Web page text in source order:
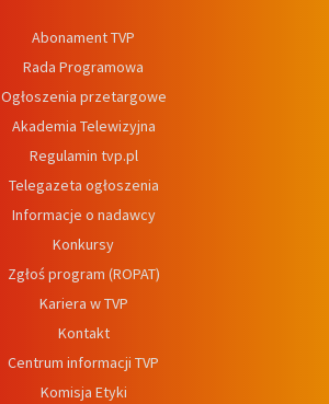
Abonament TVP
Rada Programowa
Ogłoszenia przetargowe
Akademia Telewizyjna
Regulamin tvp.pl
Telegazeta ogłoszenia
Informacje o nadawcy
Konkursy
Zgłoś program (ROPAT)
Kariera w TVP
Kontakt
Centrum informacji TVP
Komisja Etyki